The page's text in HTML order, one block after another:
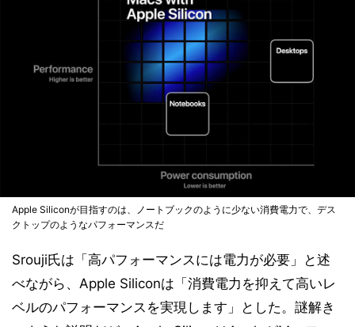
Apple Siliconが目指すのは、ノートブックのように少ない消費電力で、デス
クトップのようなパフォーマンスだ
Srouji氏は「高パフォーマンスには電力が必要」と述
べながら、Apple Siliconは「消費電力を抑えて高いレ
ベルのパフォーマンスを実現します」とした。謎解き